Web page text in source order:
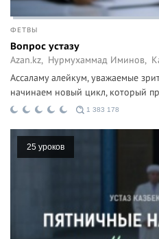
ФЕТВЫ
Вопрос устазу
Azan.kz, Нурмухаммад Иминов,
Ассаламу алейкум, уважаемые
начинаем новый цикл, который
1 383 178
25 уроков